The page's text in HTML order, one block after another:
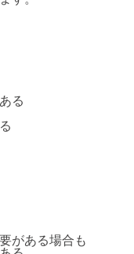
る
がある場合も